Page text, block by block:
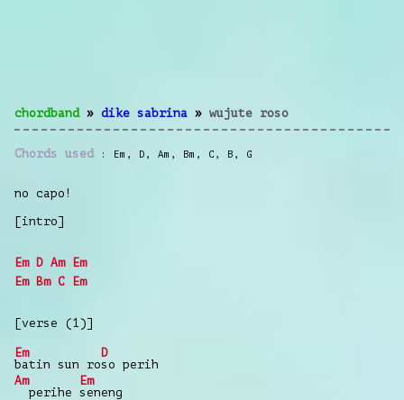
chordband» dike sabrina » wujute roso
Chords used Em , D , Am , Bm , C , B , G
no capo!
[intro]
Em D Am
Em
Em Bm C Em
[verse (1)]
Em
batin sun ro
D
so perih
Am
perihe
Em
seneng